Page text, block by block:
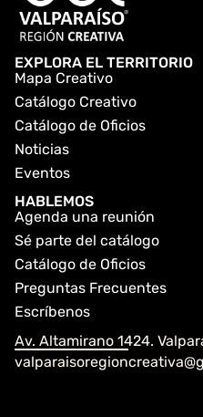
EXPLORA EL TERRITORIO
Mapa Creativo
Catálogo Creativo
Catálogo de Oficios
Noticias
Eventos
HABLEMOS
Agenda una reunión
Sé parte del catálogo
Catálogo de Oficios
Preguntas Frecuentes
Escríbenos
Av. Altamirano 1424.